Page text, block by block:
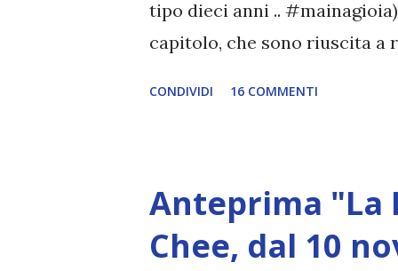
tipo dieci anni ..
capitolo, che sono riuscita a
CONDIVIDI 16 COMMENTI
Anteprima "La
Chee, dal 10